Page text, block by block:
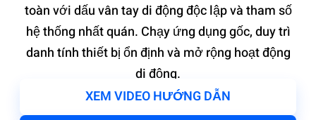
toàn với dấu vân tay di động độc lập và tham số
hệ thống nhất quán. Chạy ứng dụng gốc, duy trì
danh tính thiết bị ổn định và mở rộng hoạt động
di động.
XEM VIDEO HƯỚNG DẪN